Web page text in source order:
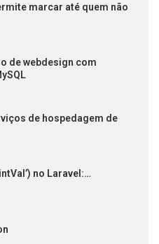
marcar até quem não
de webdesign com
de hospedagem de
no Laravel:…